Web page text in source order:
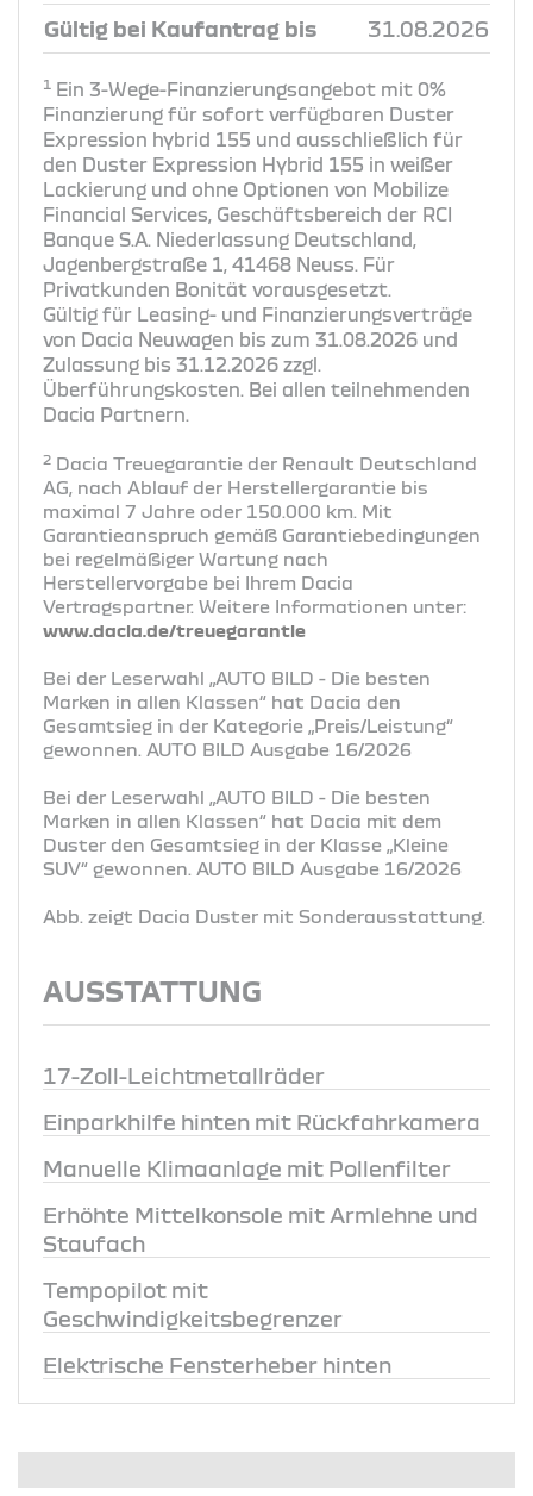
Gültig bei Kaufantrag bis 31.08.2026
1 Ein 3-Wege-Finanzierungsangebot mit 0%
Finanzierung für sofort verfügbaren Duster
Expression hybrid 155 und ausschließlich für
den Duster Expression Hybrid 155 in weißer
Lackierung und ohne Optionen von Mobilize
Financial Services, Geschäftsbereich der RCI
Banque S.A. Niederlassung Deutschland,
Jagenbergstraße 1, 41468 Neuss. Für
Privatkunden Bonität vorausgesetzt.
Gültig für Leasing- und Finanzierungsverträge
von Dacia Neuwagen bis zum 31.08.2026 und
Zulassung bis 31.12.2026 zzgl.
Überführungskosten. Bei allen teilnehmenden
Dacia Partnern.
2 Dacia Treuegarantie der Renault Deutschland
AG, nach Ablauf der Herstellergarantie bis
maximal 7 Jahre oder 150.000 km. Mit
Garantieanspruch gemäß Garantiebedingungen
bei regelmäßiger Wartung nach
Herstellervorgabe bei Ihrem Dacia
Vertragspartner. Weitere Informationen unter:
www.dacia.de/treuegarantie
Bei der Leserwahl „AUTO BILD - Die besten
Marken in allen Klassen“ hat Dacia den
Gesamtsieg in der Kategorie „Preis/Leistung“
gewonnen. AUTO BILD Ausgabe 16/2026
Bei der Leserwahl „AUTO BILD - Die besten
Marken in allen Klassen“ hat Dacia mit dem
Duster den Gesamtsieg in der Klasse „Kleine
SUV“ gewonnen. AUTO BILD Ausgabe 16/2026
Abb. zeigt Dacia Duster mit Sonderausstattung.
AUSSTATTUNG
17-Zoll-Leichtmetallräder
Einparkhilfe hinten mit Rückfahrkamera
Manuelle Klimaanlage mit Pollenfilter
Erhöhte Mittelkonsole mit Armlehne und
Staufach
Tempopilot mit
Geschwindigkeitsbegrenzer
Elektrische Fensterheber hinten